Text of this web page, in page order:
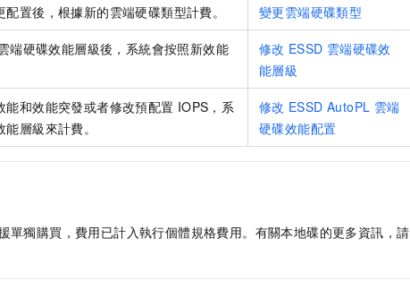
配置後，根據新的雲端硬碟類型計費。 變更雲端硬碟類型
端硬碟效能層級後，系統會按照新效能
修改 ESSD 雲端硬碟效
能層級
能和效能突發或者修改預配置 IOPS，系
層級來計費。
修改 ESSD AutoPL 雲端
硬碟效能配置
單獨購買，費用已計入執行個體規格費用。有關本地碟的更多資訊，請